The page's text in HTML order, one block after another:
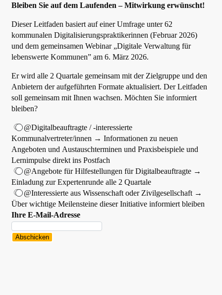
Bleiben Sie auf dem Laufenden – Mitwirkung erwünscht!
Dieser Leitfaden basiert auf einer Umfrage unter 62
kommunalen Digitalisierungspraktikerinnen (Februar 2026)
und dem gemeinsamen Webinar „Digitale Verwaltung für
lebenswerte Kommunen” am 6. März 2026.
Er wird alle 2 Quartale gemeinsam mit der Zielgruppe und den
Anbietern der aufgeführten Formate aktualisiert. Der Leitfaden
soll gemeinsam mit Ihnen wachsen. Möchten Sie informiert
bleiben?
@Digitalbeauftragte / -interessierte
Kommunalvertreter/innen → Informationen zu neuen
Angeboten und Austauschterminen und Praxisbeispiele und
Lernimpulse direkt ins Postfach
@Angebote für Hilfestellungen für Digitalbeauftragte →
Einladung zur Expertenrunde alle 2 Quartale
@Interessierte aus Wissenschaft oder Zivilgesellschaft →
Über wichtige Meilensteine dieser Initiative informiert bleiben
Ihre E-Mail-Adresse
Abschicken